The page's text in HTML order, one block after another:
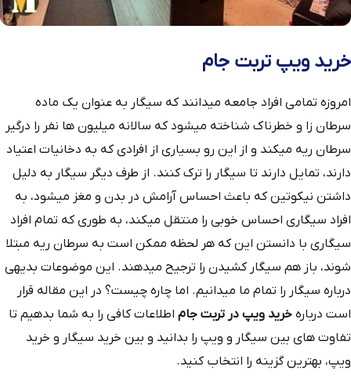
خرید ويپ تربت جام
امروزه تمامی افراد جامعه میدانند که سیگار به عنوان یک ماده
سرطان زا و خطرناک شناخته میشود که سالانه میلیون ها نفر را درگیر
سرطان ریه میکند و از این رو بسیاری از افرادی که به دخانیات اعتیاد
دارند، تمایل دارند تا سیگار را ترک کنند. از طرف دیگر سیگار به دلیل
داشتن نیکوتین که باعث احساس آرامش در بدن و مغز میشود، به
افراد سیگاری احساس خوبی را منتقل میکند، به طوری که تمام افراد
سیگاری با دانستن این که هر لحظه ممکن است به سرطان ریه مبتلا
شوند، باز هم سیگار کشیدن را ترجیح میدهند. این موضوعات بدیهی
درباره سیگار را تمام ما میدانیم. اما چاره چیست؟ در این مقاله قرار
است درباره خرید ویپ در تربت جام اطلاعات کافی را به شما بدهیم تا
تفاوت های بین سیگار و ویپ را بدانید و بین خرید سیگار و خرید
ویپ، بهترین گزینه را انتخاب کنید.